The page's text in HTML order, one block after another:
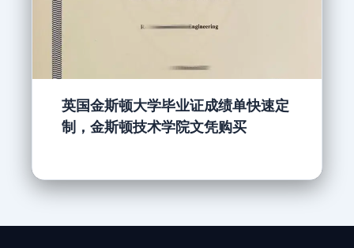
英国金斯顿大学毕业证成绩单快速定
制，金斯顿技术学院文凭购买